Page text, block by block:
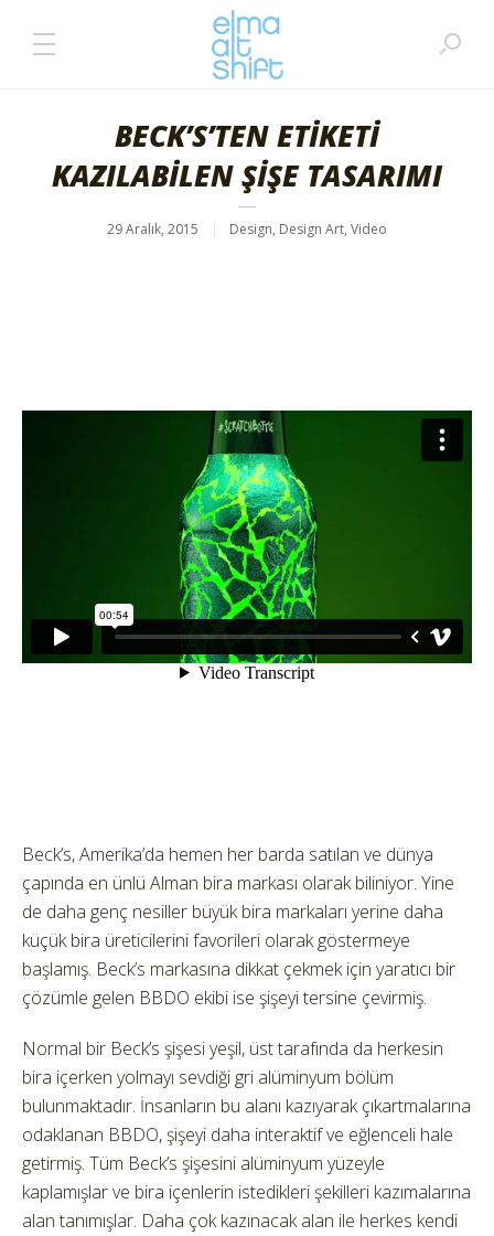
BECK’S’TEN ETİKETİ
KAZILABİLEN ŞİŞE TASARIMI
29 Aralık, 2015 Design, Design Art, Video
Beck’s, Amerika’da hemen her barda satılan ve dünya
çapında en ünlü Alman bira markası olarak biliniyor. Yine
de daha genç nesiller büyük bira markaları yerine daha
küçük bira üreticilerini favorileri olarak göstermeye
başlamış. Beck’s markasına dikkat çekmek için yaratıcı bir
çözümle gelen BBDO ekibi ise şişeyi tersine çevirmiş.
Normal bir Beck’s şişesi yeşil, üst tarafında da herkesin
bira içerken yolmayı sevdiği gri alüminyum bölüm
bulunmaktadır. İnsanların bu alanı kazıyarak çıkartmalarına
odaklanan BBDO, şişeyi daha interaktif ve eğlenceli hale
getirmiş. Tüm Beck’s şişesini alüminyum yüzeyle
kaplamışlar ve bira içenlerin istedikleri şekilleri kazımalarına
alan tanımışlar. Daha çok kazınacak alan ile herkes kendi